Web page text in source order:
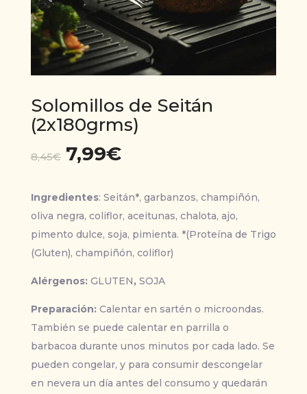
Solomillos de Seitán
(2x180grms)
8,45€ El
original
era:
8,45€.
7,99€El
actual
es:
7,99€.
Ingredientes: Seitán*, garbanzos, champiñón,
oliva negra, coliflor, aceitunas, chalota, ajo,
pimento dulce, soja, pimienta. *(Proteína de Trigo
(Gluten), champiñón, coliflor)
Alérgenos: GLUTEN, SOJA
Preparación: Calentar en sartén o microondas.
También se puede calentar en parrilla o
barbacoa durante unos minutos por cada lado. Se
pueden congelar, y para consumir descongelar
en nevera un día antes del consumo y quedarán